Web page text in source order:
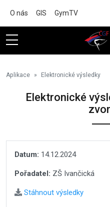
O nás GIS GymTV
Aplikace Elektronické výsledky
Elektronické
Datum: 14.12.2024
Pořadatel: ZŠ Ivančická
Stáhnout výsledky